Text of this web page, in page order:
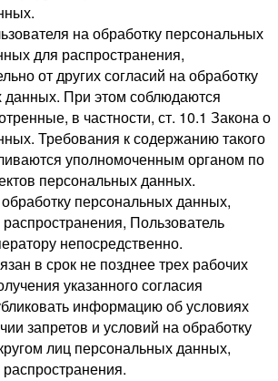
на обработку персональных
для распространения,
от других согласий на обработку
данных. При этом соблюдаются
в частности, ст. 10.1 Закона о
Требования к содержанию такого
уполномоченным органом по
персональных данных.
персональных данных,
Пользователь
непосредственно.
в срок не позднее трех рабочих
указанного согласия
информацию об условиях
запретов и условий на обработку
лиц персональных данных,